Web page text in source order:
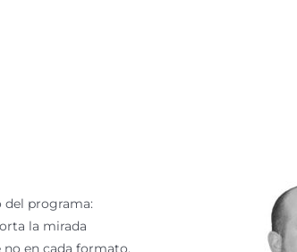
del programa:
la mirada
no en cada formato.